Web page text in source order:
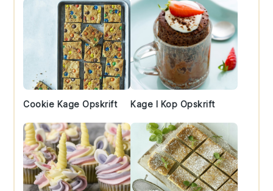
Cookie Kage Opskrift Kage I Kop Opskrift